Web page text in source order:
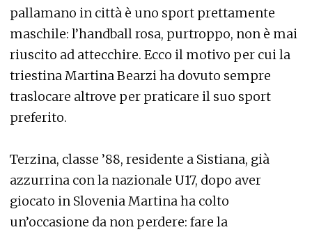
pallamano in città è uno sport prettamente
maschile: l’handball rosa, purtroppo, non è mai
riuscito ad attecchire. Ecco il motivo per cui la
triestina Martina Bearzi ha dovuto sempre
traslocare altrove per praticare il suo sport
preferito.
Terzina, classe ’88, residente a Sistiana, già
azzurrina con la nazionale U17, dopo aver
giocato in Slovenia Martina ha colto
un’occasione da non perdere: fare la